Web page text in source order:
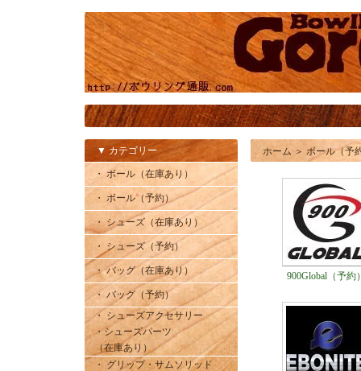
▼ カテゴリー
・ ボール（在庫あり）
・ ボール（予約）
・ シューズ（在庫あり）
・ シューズ（予約）
・ バッグ（在庫あり）
・ バッグ（予約）
・ シューズアクセサリー
・シューズパーツ
（在庫あり）
・ グリップ・サムソリッド
ホーム ＞ ボール（予
900Global（予約